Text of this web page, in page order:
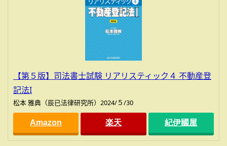
【第５版】司法書士試験 リアリスティック４ 不動産登
記法I
松本 雅典（辰已法律研究所）2024/５/30
Amazon 楽天 紀伊國屋